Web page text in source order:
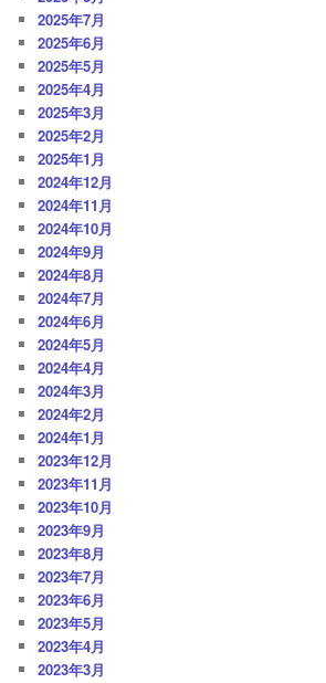
2025年7月
2025年6月
2025年5月
2025年4月
2025年3月
2025年2月
2025年1月
2024年12月
2024年11月
2024年10月
2024年9月
2024年8月
2024年7月
2024年6月
2024年5月
2024年4月
2024年3月
2024年2月
2024年1月
2023年12月
2023年11月
2023年10月
2023年9月
2023年8月
2023年7月
2023年6月
2023年5月
2023年4月
2023年3月